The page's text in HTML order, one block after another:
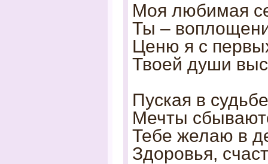
Моя любимая
Ты –
Ценю я с
Твоей души
Пуская в
Мечты
Тебе желаю в
Здоровья,